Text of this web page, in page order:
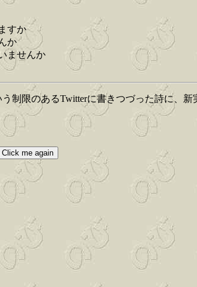
すか
か
ませんか
制限のあるTwitterに書きつづった詩に、